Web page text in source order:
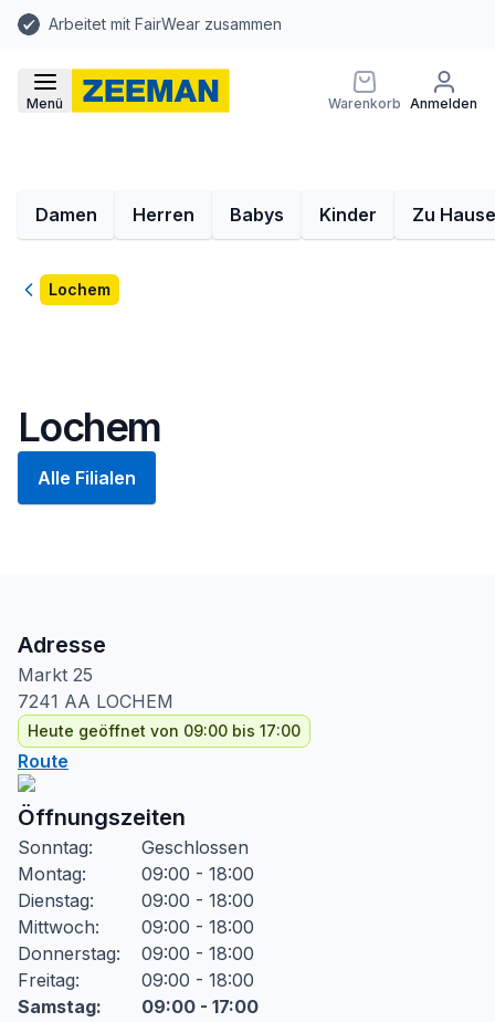
Arbeitet mit FairWear zusammen
Menü Warenkorb Anmelden
Damen Herren Babys Kinder Zu Hause
ZurückLochem
Lochem
Alle Filialen
Adresse
Markt 25
7241 AA LOCHEM
Heute geöffnet von 09:00 bis 17:00
Route
Öffnungszeiten
Sonntag:
Geschlossen
Montag:
09:00 - 18:00
Dienstag:
09:00 - 18:00
Mittwoch:
09:00 - 18:00
Donnerstag:
09:00 - 18:00
Freitag:
09:00 - 18:00
Samstag: 09:00 - 17:00